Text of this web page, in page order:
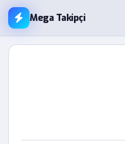
Mega Takipçi